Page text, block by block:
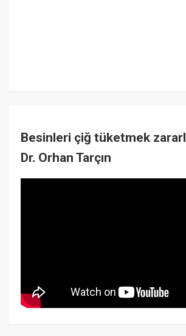
Besinleri çiğ tüketmek
Dr. Orhan Tarçın